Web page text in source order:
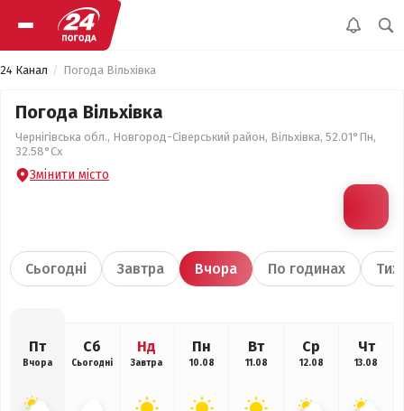
24 Канал Погода Вільхівка
Погода Вільхівка
Чернігівська обл., Новгород-Сіверський район, Вільхівка, 52.01°Пн,
32.58°Сх
Змінити місто
Сьогодні Завтра Вчора По годинах
Пт
Вчора
Сб
Сьогодні
Нд
Завтра
Пн
10.08
Вт
11.08
Ср
12.08
Чт
13.08